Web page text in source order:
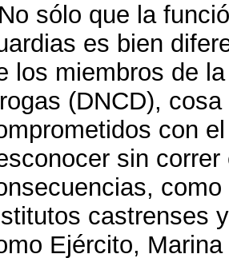
No sólo que la
es bien
los miembros de
(DNCD),
con
sin
castrenses
Ejército,